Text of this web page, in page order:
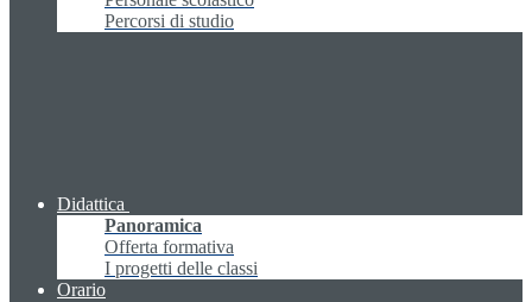
Percorsi di studio
Didattica
Panoramica
Offerta formativa
I progetti delle classi
Orario